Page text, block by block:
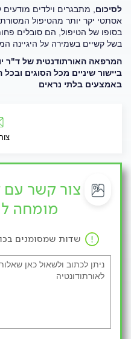
לסיכום , מתבגרים וילדים
אסתטי יקר יותר מהטיפול
בסופו של הטיפול, הם סובלים
בשל קשיים בשמירה על היגיינה
המרפאה האורתודנטית של ד"ר
ביישור שיניים מכל הסוגים
באמצעים בלתי נראים
צור קשר עם
מומחה
שדות שמסומנים